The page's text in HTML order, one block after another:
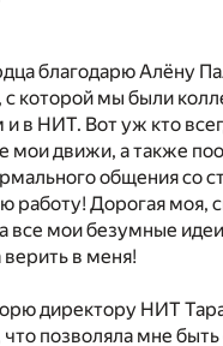
благодарю Алёну
которой мы были
в НИТ. Вот уж кто
мои движи, а также
общения со
работу! Дорогая моя,
все мои безумные идеи
в меня!
директору НИТ
позволяла мне быть